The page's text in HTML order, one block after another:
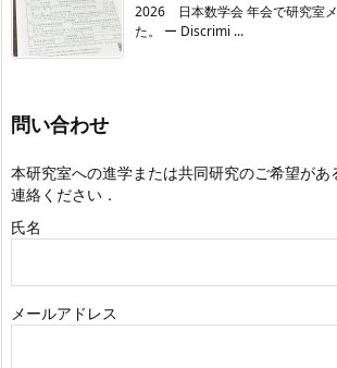
2026 日本数学会 年会で研究室
た。 ー Discrimi ...
問い合わせ
本研究室への進学または共同研究のご希望があ
連絡ください．
氏名
メールアドレス